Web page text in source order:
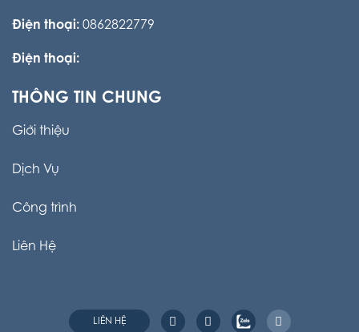
Điện thoại: 0862822779
Điện thoại:
THÔNG TIN CHUNG
Giới thiệu
Dịch Vụ
Công trình
Liên Hệ
LIÊN HỆ